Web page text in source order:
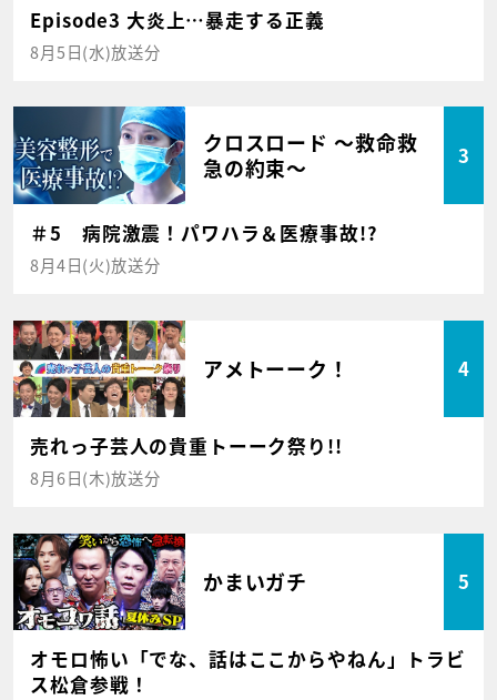
Episode3 大炎上…暴走する正義
8月5日(水)放送分
クロスロード ～救命救
急の約束～
3
＃5 病院激震！パワハラ＆医療事故!?
8月4日(火)放送分
アメトーーク！ 4
売れっ子芸人の貴重トーーク祭り!!
8月6日(木)放送分
かまいガチ 5
オモロ怖い「でな、話はここからやねん」トラビ
ス松倉参戦！